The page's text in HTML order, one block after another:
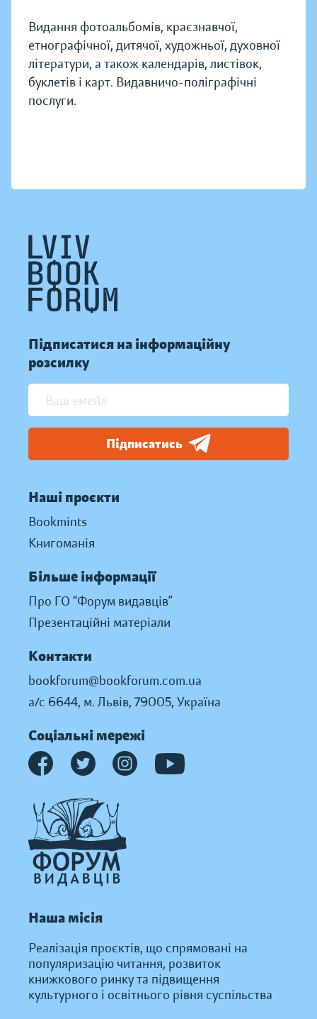
Видання фотоальбомів, краєзнавчої,
етнографічної, дитячої, художньої, духовної
літератури, а також календарів, листівок,
буклетів і карт. Видавничо-поліграфічні
послуги.
Підписатися на інформаційну
розсилку
Підписатись
Наші проєкти
Bookmints
Книгоманія
Більше інформації
Про ГО “Форум видавців”
Презентаційні матеріали
Контакти
bookforum@bookforum.com.ua
а/с 6644, м. Львів, 79005, Україна
Соціальні мережі
Наша місія
Реалізація проєктів, що спрямовані на
популяризацію читання, розвиток
книжкового ринку та підвищення
культурного і освітнього рівня суспільства